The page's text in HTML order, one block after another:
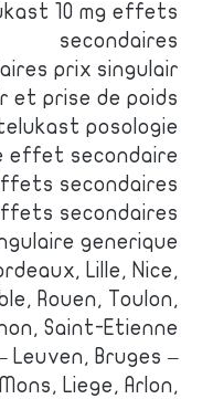
10 mg effets
secondaires
prix singulair
et prise de poids
posologie
effet secondaire
secondaires
secondaires
generique
Lille, Nice,
Rouen, Toulon,
Saint-Etienne.
Leuven, Bruges –
Liege, Arlon,